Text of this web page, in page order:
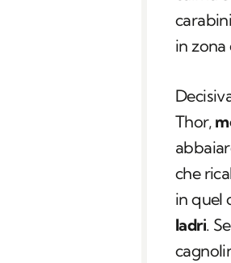
in zona
Thor,
che
in quel
ladri.